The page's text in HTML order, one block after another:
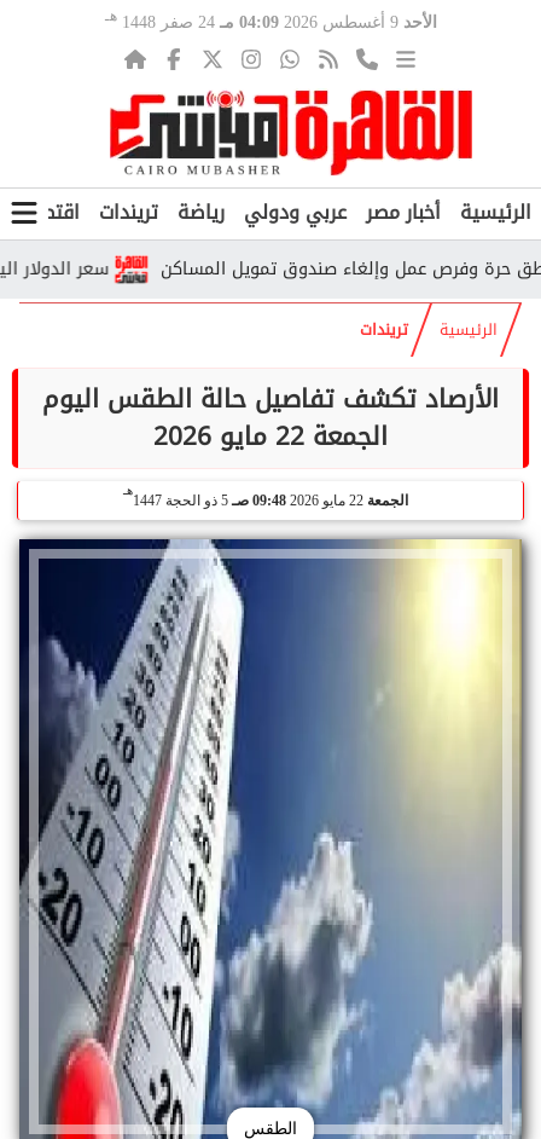
الأحد 9 أغسطس 2026 04:09 مـ 24 صفر 1448 هـ
الرئيسية أخبار مصر عربي ودولي رياضة تريندات اقتصاد
سعر الدولار اليوم الأحد 9 أغسطس 2026.. تحديث جديد في
الرئيسية تريندات
الأرصاد تكشف تفاصيل حالة الطقس اليوم
الجمعة 22 مايو 2026
الجمعة 09:48 صـ 5 ذو الحجة 1447
هـ
الطقس